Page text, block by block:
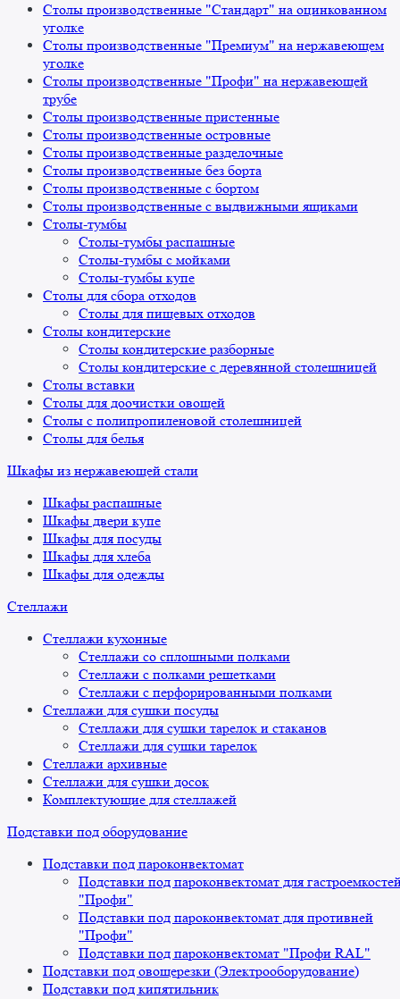
Столы производственные "Стандарт" на оцинкованном
уголке
Столы производственные "Премиум" на нержавеющем
уголке
Столы производственные "Профи" на нержавеющей
трубе
Столы производственные пристенные
Столы производственные островные
Столы производственные разделочные
Столы производственные без борта
Столы производственные с бортом
Столы производственные с выдвижными ящиками
Столы-тумбы
Столы-тумбы распашные
Столы-тумбы с мойками
Столы-тумбы купе
Столы для сбора отходов
Столы для пищевых отходов
Столы кондитерские
Столы кондитерские разборные
Столы кондитерские с деревянной столешницей
Столы вставки
Столы для доочистки овощей
Столы с полипропиленовой столешницей
Столы для белья
Шкафы из нержавеющей стали
Шкафы распашные
Шкафы двери купе
Шкафы для посуды
Шкафы для хлеба
Шкафы для одежды
Стеллажи
Стеллажи кухонные
Стеллажи со сплошными полками
Стеллажи с полками решетками
Стеллажи с перфорированными полками
Стеллажи для сушки посуды
Стеллажи для сушки тарелок и стаканов
Стеллажи для сушки тарелок
Стеллажи архивные
Стеллажи для сушки досок
Комплектующие для стеллажей
Подставки под оборудование
Подставки под пароконвектомат
Подставки под пароконвектомат для
"Профи"
Подставки под пароконвектомат для противней
"Профи"
Подставки под пароконвектомат "Профи RAL"
Подставки под овощерезки (Электрооборудование)
Подставки под кипятильник